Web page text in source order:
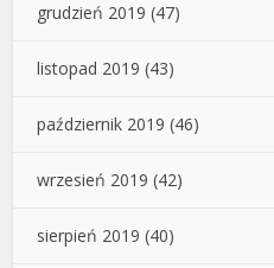
grudzień 2019 (47)
listopad 2019 (43)
październik 2019 (46)
wrzesień 2019 (42)
sierpień 2019 (40)